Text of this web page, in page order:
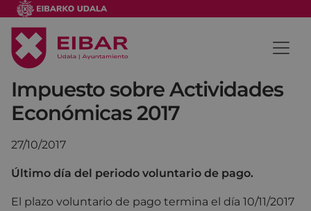
Impuesto sobre Actividades
Económicas 2017
27/10/2017
Último día del periodo voluntario de pago.
El plazo voluntario de pago termina el día 10/11/2017